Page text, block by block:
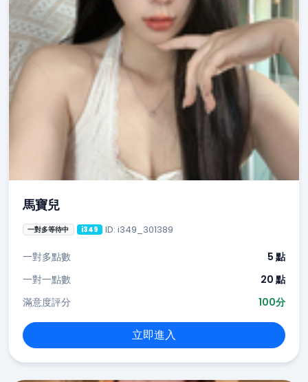
馬寶兒
一對多等待中 i349 ID: i349_301389
一對多點數
5 點
一對一點數
20 點
滿意度評分
100分
立即進入